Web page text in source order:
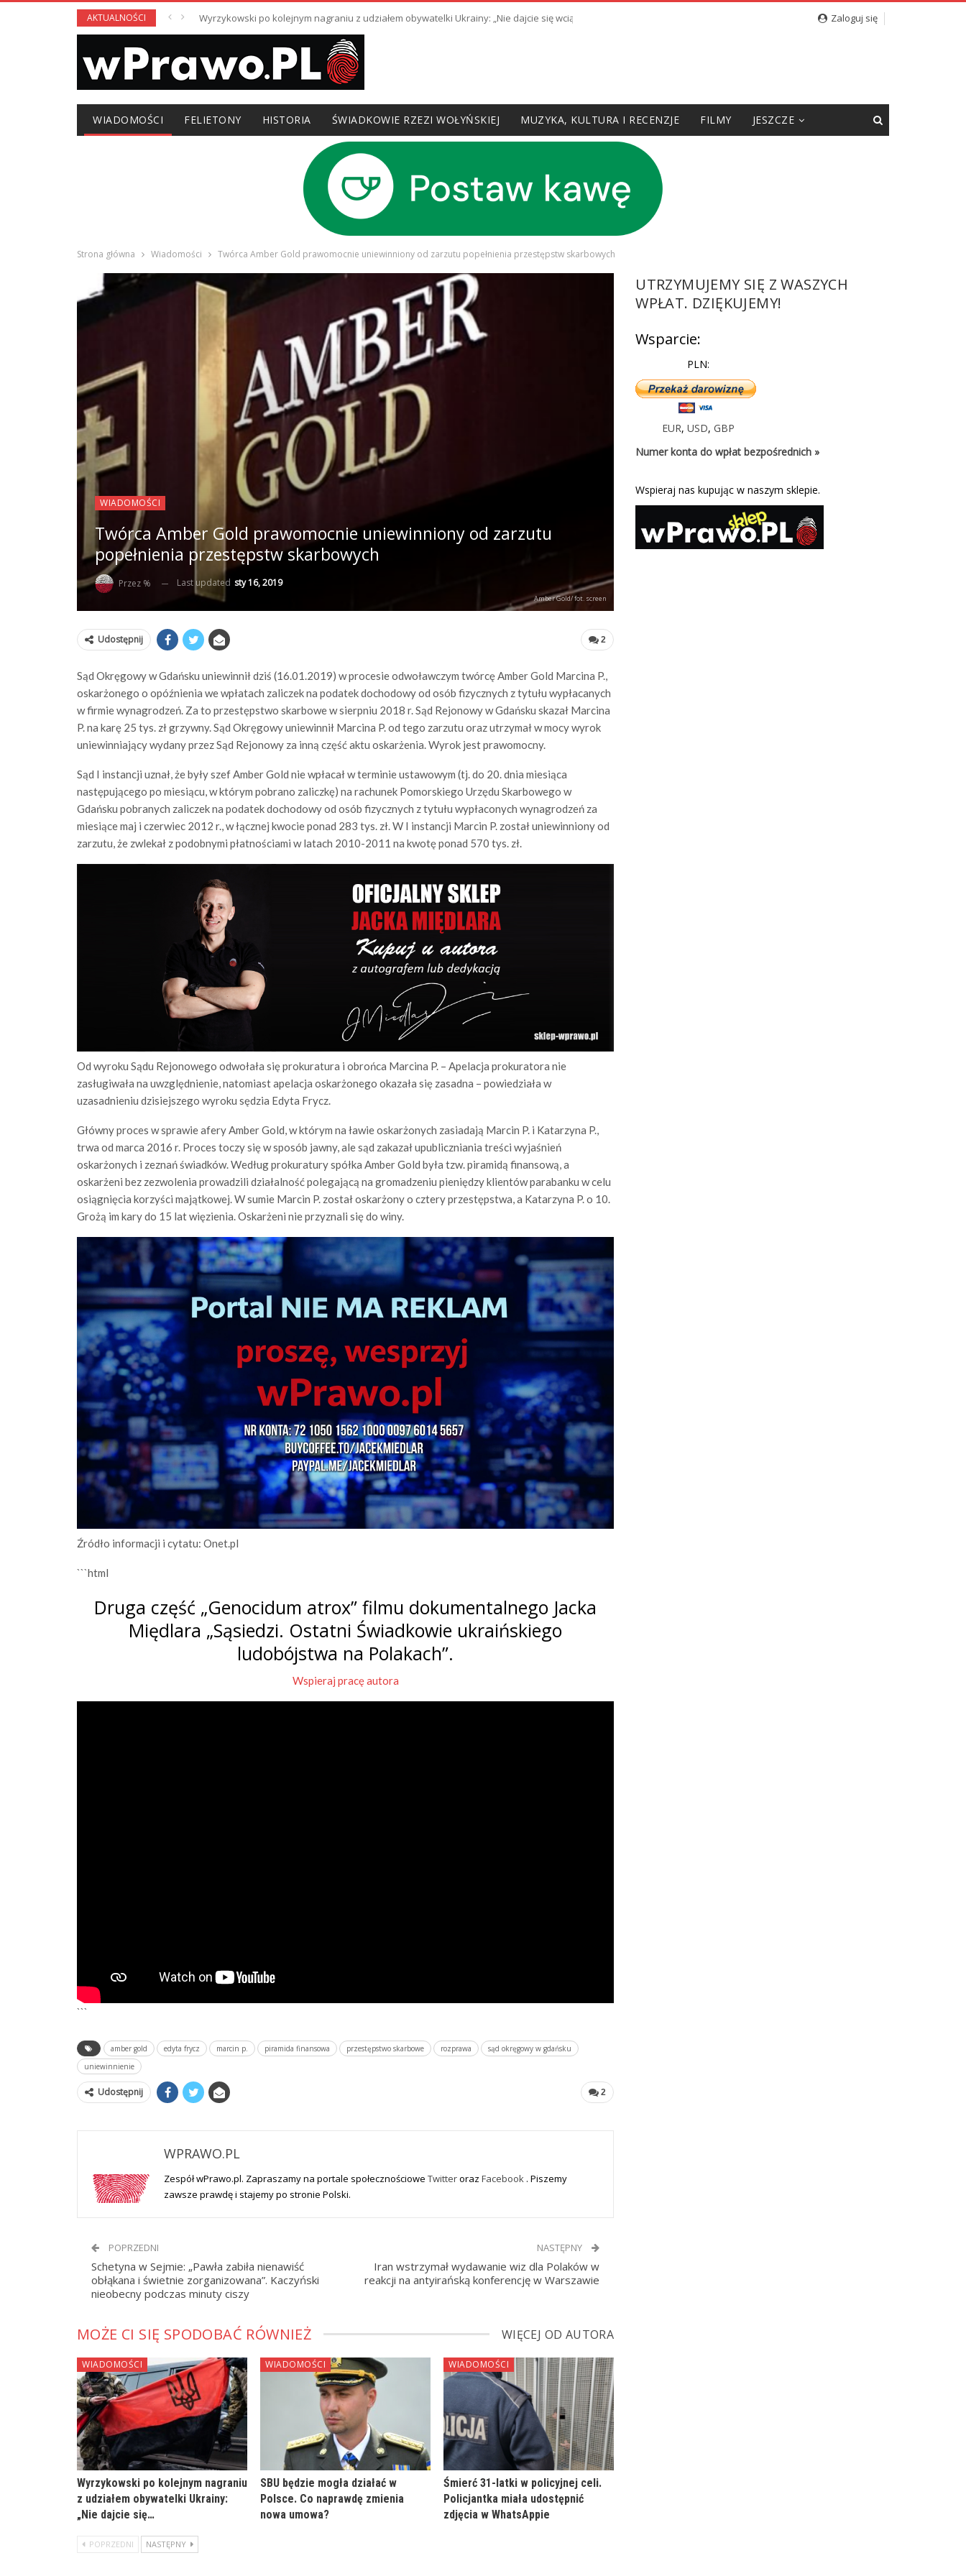
AKTUALNOŚCI Wyrzykowski po kolejnym nagraniu z udziałem obywatelki Ukrainy: „Nie dajcie się wciągnąć w prowokację” Zaloguj się
WIADOMOŚCI FELIETONY HISTORIA ŚWIADKOWIE RZEZI WOŁYŃSKIEJ MUZYKA, KULTURA I RECENZJE FILMY JESZCZE
Strona główna Wiadomości Twórca Amber Gold prawomocnie uniewinniony od zarzutu popełnienia przestępstw skarbowych
WIADOMOŚCI
Twórca Amber Gold prawomocnie uniewinniony od zarzutu
popełnienia przestępstw skarbowych
Przez % Last updated sty 16, 2019
Amber Gold/ fot. screen
2
Udostępnij
Sąd Okręgowy w Gdańsku uniewinnił dziś (16.01.2019) w procesie odwoławczym twórcę Amber Gold Marcina P.,
oskarżonego o opóźnienia we wpłatach zaliczek na podatek dochodowy od osób fizycznych z tytułu wypłacanych
w firmie wynagrodzeń. Za to przestępstwo skarbowe w sierpniu 2018 r. Sąd Rejonowy w Gdańsku skazał Marcina
P. na karę 25 tys. zł grzywny. Sąd Okręgowy uniewinnił Marcina P. od tego zarzutu oraz utrzymał w mocy wyrok
uniewinniający wydany przez Sąd Rejonowy za inną część aktu oskarżenia. Wyrok jest prawomocny.
Sąd I instancji uznał, że były szef Amber Gold nie wpłacał w terminie ustawowym (tj. do 20. dnia miesiąca
następującego po miesiącu, w którym pobrano zaliczkę) na rachunek Pomorskiego Urzędu Skarbowego w
Gdańsku pobranych zaliczek na podatek dochodowy od osób fizycznych z tytułu wypłaconych wynagrodzeń za
miesiące maj i czerwiec 2012 r., w łącznej kwocie ponad 283 tys. zł. W I instancji Marcin P. został uniewinniony od
zarzutu, że zwlekał z podobnymi płatnościami w latach 2010-2011 na kwotę ponad 570 tys. zł.
Od wyroku Sądu Rejonowego odwołała się prokuratura i obrońca Marcina P. – Apelacja prokuratora nie
zasługiwała na uwzględnienie, natomiast apelacja oskarżonego okazała się zasadna – powiedziała w
uzasadnieniu dzisiejszego wyroku sędzia Edyta Frycz.
Główny proces w sprawie afery Amber Gold, w którym na ławie oskarżonych zasiadają Marcin P. i Katarzyna P.,
trwa od marca 2016 r. Proces toczy się w sposób jawny, ale sąd zakazał upubliczniania treści wyjaśnień
oskarżonych i zeznań świadków. Według prokuratury spółka Amber Gold była tzw. piramidą finansową, a
oskarżeni bez zezwolenia prowadzili działalność polegającą na gromadzeniu pieniędzy klientów parabanku w celu
osiągnięcia korzyści majątkowej. W sumie Marcin P. został oskarżony o cztery przestępstwa, a Katarzyna P. o 10.
Grożą im kary do 15 lat więzienia. Oskarżeni nie przyznali się do winy.
Źródło informacji i cytatu: Onet.pl
```html
Druga część „Genocidum atrox” filmu dokumentalnego Jacka
Międlara „Sąsiedzi. Ostatni Świadkowie ukraińskiego
ludobójstwa na Polakach”.
Wspieraj pracę autora
```
amber gold edyta frycz marcin p. piramida finansowa przestępstwo skarbowe rozprawa
sąd okręgowy w gdańsku
uniewinnienie
2
Udostępnij
WPRAWO.PL
Zespół wPrawo.pl. Zapraszamy na portale społecznościowe Twitteroraz Facebook . Piszemy
zawsze prawdę i stajemy po stronie Polski.
POPRZEDNI
Schetyna w Sejmie: „Pawła zabiła nienawiść
obłąkana i świetnie zorganizowana”. Kaczyński
nieobecny podczas minuty ciszy
NASTĘPNY
Iran wstrzymał wydawanie wiz dla Polaków w
reakcji na antyirańską konferencję w Warszawie
MOŻE CI SIĘ SPODOBAĆ RÓWNIEŻ WIĘCEJ OD AUTORA
WIADOMOŚCI
Wyrzykowski po kolejnym nagraniu
z udziałem obywatelki Ukrainy:
„Nie dajcie się…
WIADOMOŚCI
SBU będzie mogła działać w
Polsce. Co naprawdę zmienia
nowa umowa?
WIADOMOŚCI
Śmierć 31-latki w policyjnej celi.
Policjantka miała udostępnić
zdjęcia w WhatsAppie
POPRZEDNI NASTĘPNY
UTRZYMUJEMY SIĘ Z WASZYCH
WPŁAT. DZIĘKUJEMY!
Wsparcie:
PLN:
EUR,USD,GBP
Numer konta do wpłat bezpośrednich »
Wspieraj nas kupując w naszym sklepie.